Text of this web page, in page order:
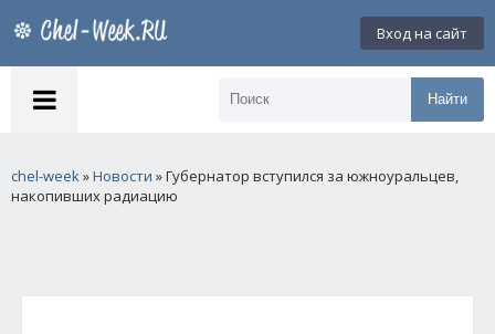
Вход на сайт
Найти
chel-week»Новости » Губернатор вступился за южноуральцев,
накопивших радиацию